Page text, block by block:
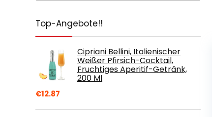
Top-Angebote!!
Cipriani Bellini, Italienischer
Weißer Pfirsich-Cocktail,
Fruchtiges Aperitif-Getränk,
200 Ml
€12.87